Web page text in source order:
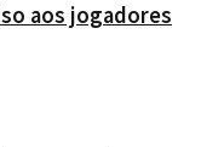
aos jogadores